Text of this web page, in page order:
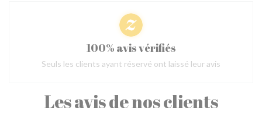
Les avis de nos clients
100% avis vérifiés
Seuls les clients ayant réservé ont laissé leur avis